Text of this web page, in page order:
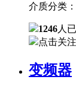
介质分类
1246人
点击关注
变频器